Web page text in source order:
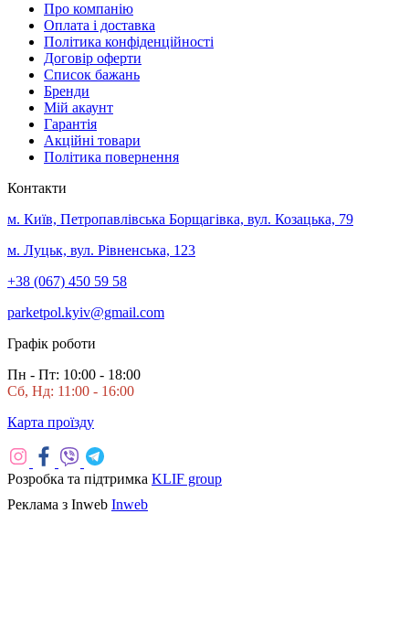
Про компанію
Оплата і доставка
Політика конфіденційності
Договір оферти
Список бажань
Бренди
Мій акаунт
Гарантія
Акційні товари
Політика повернення
Контакти
м. Київ, Петропавлівська Борщагівка, вул. Козацька, 79
м. Луцьк, вул. Рівненська, 123
+38 (067) 450 59 58
parketpol.kyiv@gmail.com
Графік роботи
Пн - Пт: 10:00 - 18:00
Сб, Нд: 11:00 - 16:00
Карта проїзду
Розробка та підтримка KLIF group
Реклама з Inweb Inweb